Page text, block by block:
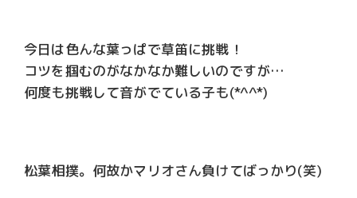
今日は色んな葉っぱで草笛に挑戦！
コツを掴むのがなかなか難しいのですが…
何度も挑戦して音がでている子も(*^^*)
松葉相撲。何故かマリオさん負けてばっかり(笑)